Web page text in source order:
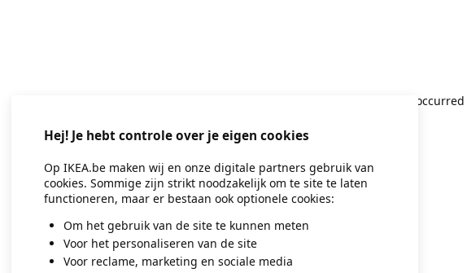
Application error: a client-side exception has occurred
Hej! Je hebt controle over je eigen cookies
Op IKEA.be maken wij en onze digitale partners gebruik van
cookies. Sommige zijn strikt noodzakelijk om te site te laten
functioneren, maar er bestaan ook optionele cookies:
Om het gebruik van de site te kunnen meten
Voor het personaliseren van de site
Voor reclame, marketing en sociale media